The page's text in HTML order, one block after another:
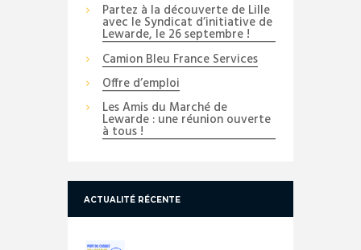
Partez à la découverte de Lille
avec le Syndicat d’initiative de
Lewarde, le 26 septembre !
Camion Bleu France Services
Offre d’emploi
Les Amis du Marché de
Lewarde : une réunion ouverte
à tous !
ACTUALITÉ RÉCENTE